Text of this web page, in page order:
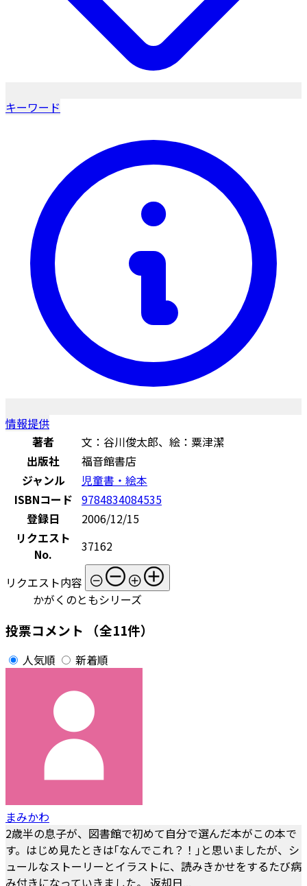
キーワード
情報提供
著者
文：谷川俊太郎、絵：粟津潔
出版社
福音館書店
ジャンル
児童書・絵本
ISBNコード 9784834084535
登録日
2006/12/15
リクエスト
No.
37162
リクエスト内容
かがくのともシリーズ
投票コメント （全11件）
人気順 新着順
まみかわ
2歳半の息子が、図書館で初めて自分で選んだ本がこの本で
す。はじめ見たときは｢なんでこれ？！｣と思いましたが、シ
ュールなストーリーとイラストに、読みきかせをするたび病